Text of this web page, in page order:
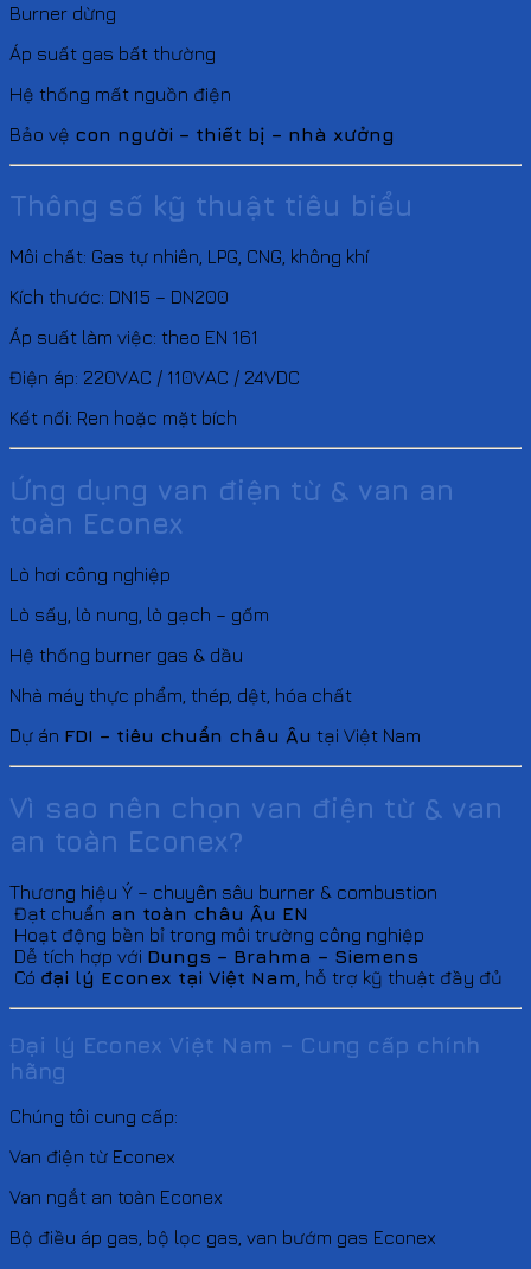
Burner dừng
Áp suất gas bất thường
Hệ thống mất nguồn điện
Bảo vệ con người – thiết bị – nhà xưởng
Thông số kỹ thuật tiêu biểu
Môi chất: Gas tự nhiên, LPG, CNG, không khí
Kích thước: DN15 – DN200
Áp suất làm việc: theo EN 161
Điện áp: 220VAC / 110VAC / 24VDC
Kết nối: Ren hoặc mặt bích
Ứng dụng van điện từ & van an
toàn Econex
Lò hơi công nghiệp
Lò sấy, lò nung, lò gạch – gốm
Hệ thống burner gas & dầu
Nhà máy thực phẩm, thép, dệt, hóa chất
Dự án FDI – tiêu chuẩn châu Âu tại Việt Nam
Vì sao nên chọn van điện từ & van
an toàn Econex?
Thương hiệu Ý – chuyên sâu burner & combustion
Đạt chuẩn an toàn châu Âu EN
Hoạt động bền bỉ trong môi trường công nghiệp
Dễ tích hợp với Dungs – Brahma – Siemens
Có đại lý Econex tại Việt Nam , hỗ trợ kỹ thuật đầy đủ
Đại lý Econex Việt Nam – Cung cấp chính
hãng
Chúng tôi cung cấp:
Van điện từ Econex
Van ngắt an toàn Econex
Bộ điều áp gas, bộ lọc gas, van bướm gas Econex